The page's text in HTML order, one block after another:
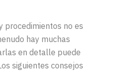
procedimientos no es
hay muchas
en detalle puede
siguientes consejos